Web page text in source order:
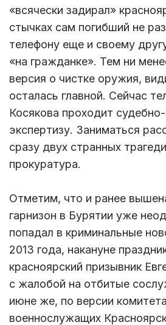
«всячески задирал»
стычках сам погибший не
телефону еще и своему
«на гражданке». Тем ни
версия о чистке оружия,
осталась главной. Сейчас
Косякова проходит
экспертизу. Заниматься
сразу двух странных
прокуратура.
Отметим, что и ранее
гарнизон в Бурятии уже
попадал в криминальные
2013 года, накануне
красноярский призывник
с жалобой на отбитые
июне же, по версии
военнослужащих